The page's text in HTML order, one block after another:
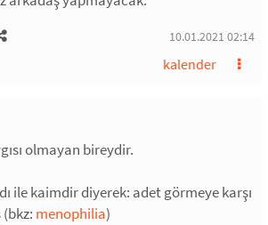
10.01.2021 02:14
kalender
olmayan bireydir.
ile kaimdir diyerek: adet görmeye karşı
menophilia)